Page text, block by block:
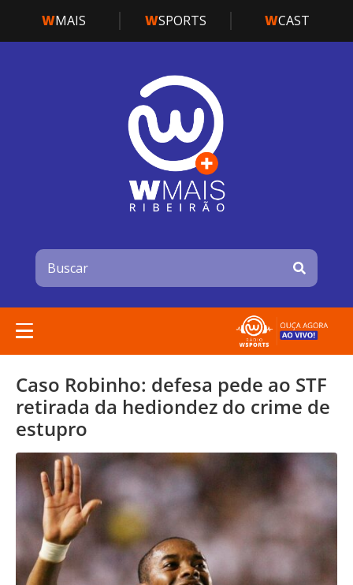
WMAIS WSPORTS WCAST
Caso Robinho: defesa pede ao STF
retirada da hediondez do crime de
estupro